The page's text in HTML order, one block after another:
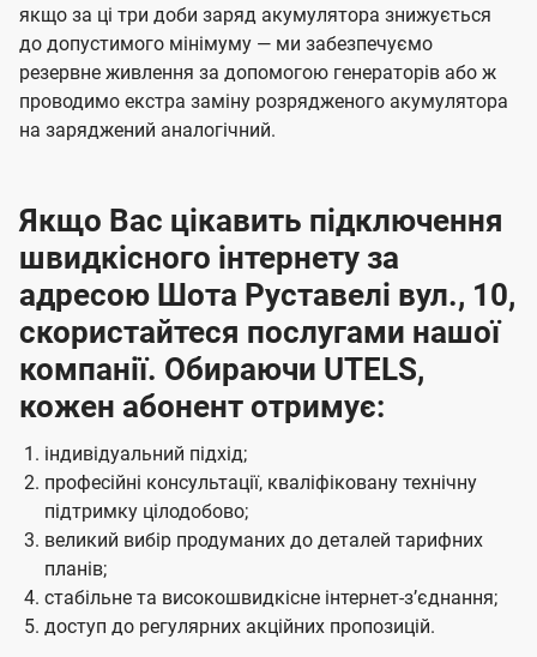
якщо за ці три доби заряд акумулятора знижується
до допустимого мінімуму — ми забезпечуємо
резервне живлення за допомогою генераторів або ж
проводимо екстра заміну розрядженого акумулятора
на заряджений аналогічний.
Якщо Вас цікавить підключення
швидкісного інтернету за
адресою Шота Руставелі вул., 10,
скористайтеся послугами нашої
компанії. Обираючи UTELS,
кожен абонент отримує:
індивідуальний підхід;
професійні консультації, кваліфіковану технічну
підтримку цілодобово;
великий вибір продуманих до деталей тарифних
планів;
стабільне та високошвидкісне інтернет-зʼєднання;
доступ до регулярних акційних пропозицій.